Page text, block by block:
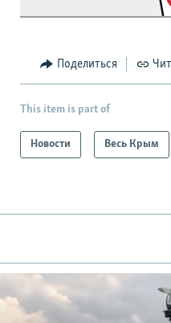
Поделиться
This item is part of
Новости Весь Крым